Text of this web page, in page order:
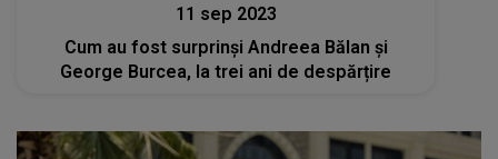
11 sep 2023
Cum au fost surprinși Andreea Bălan și
George Burcea, la trei ani de despărțire